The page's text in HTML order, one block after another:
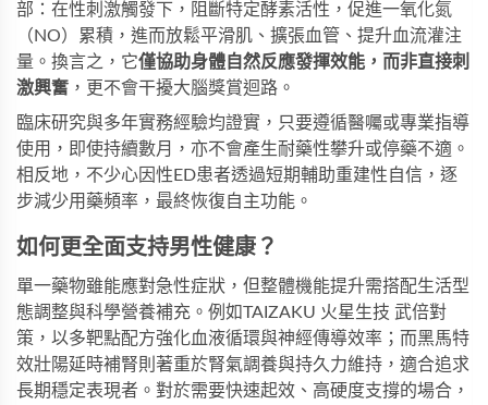
部：在性刺激觸發下，阻斷特定酵素活性，促進一氧化氮
（NO）累積，進而放鬆平滑肌、擴張血管、提升血流灌注
量。換言之，它僅協助身體自然反應發揮效能，而非直接刺
激興奮 ，更不會干擾大腦獎賞迴路。
臨床研究與多年實務經驗均證實，只要遵循醫囑或專業指導
使用，即使持續數月，亦不會產生耐藥性攀升或停藥不適。
相反地，不少心因性ED患者透過短期輔助重建性自信，逐
步減少用藥頻率，最終恢復自主功能。
如何更全面支持男性健康？
單一藥物雖能應對急性症狀，但整體機能提升需搭配生活型
態調整與科學營養補充。例如TAIZAKU 火星生技 武倍對
策 ，以多靶點配方強化血液循環與神經傳導效率；而黑馬特
效壯陽延時補腎則著重於腎氣調養與持久力維持，適合追求
長期穩定表現者。對於需要快速起效、高硬度支撐的場合，